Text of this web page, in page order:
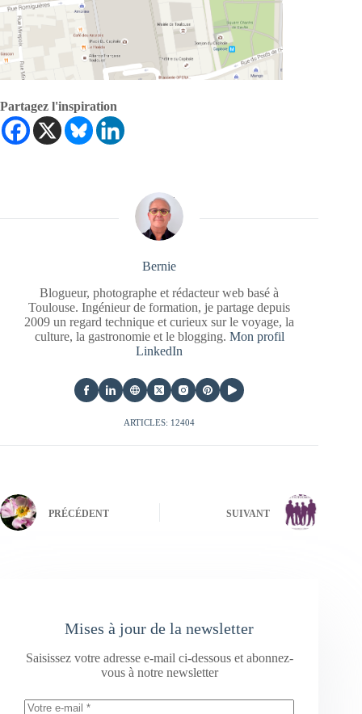
Partagez l'inspiration
Bernie
Blogueur, photographe et rédacteur web basé à
Toulouse. Ingénieur de formation, je partage depuis
2009 un regard technique et curieux sur le voyage, la
culture, la gastronomie et le blogging. Mon profil
LinkedIn
ARTICLES: 12404
PRÉCÉDENT SUIVANT
Mises à jour de la newsletter
Saisissez votre adresse e-mail ci-dessous et abonnez-
vous à notre newsletter